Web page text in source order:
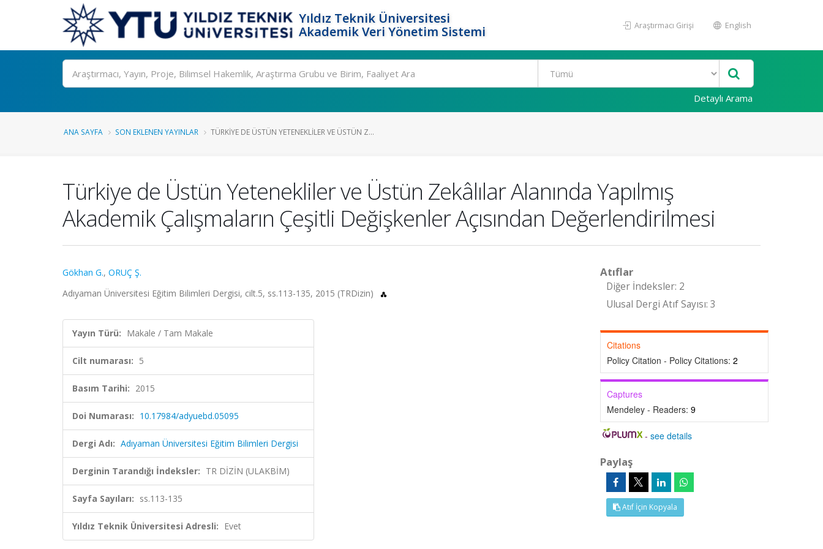
Yıldız Teknik Üniversitesi
Akademik Veri Yönetim Sistemi
Araştırmacı Girişi English
Ara
Detaylı Arama
ANA SAYFA SON EKLENEN YAYINLAR TÜRKIYE DE ÜSTÜN YETENEKLILER VE ÜSTÜN Z...
Türkiye de Üstün Yetenekliler ve Üstün Zekâlılar Alanında Yapılmış
Akademik Çalışmaların Çeşitli Değişkenler Açısından Değerlendirilmesi
Gökhan G., ORUÇ Ş.
Adıyaman Üniversitesi Eğitim Bilimleri Dergisi, cilt.5, ss.113-135, 2015 (TRDizin)
Yayın Türü: Makale / Tam Makale
Cilt numarası: 5
Basım Tarihi: 2015
Doi Numarası: 10.17984/adyuebd.05095
Dergi Adı: Adıyaman Üniversitesi Eğitim Bilimleri Dergisi
Derginin Tarandığı İndeksler: TR DİZİN (ULAKBİM)
Sayfa Sayıları: ss.113-135
Yıldız Teknik Üniversitesi Adresli: Evet
Atıflar
Diğer İndeksler: 2
Ulusal Dergi Atıf Sayısı: 3
Citations
Policy Citation - Policy Citations: 2
Captures
Mendeley - Readers: 9
-see details
Paylaş
Atıf İçin Kopyala